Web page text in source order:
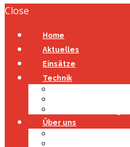
Close
Home
Aktuelles
Einsätze
Technik
Über uns